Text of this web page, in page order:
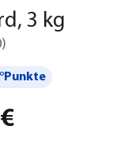
3 kg
)